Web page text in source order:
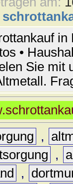
in
•
Sie mit
,
,
,